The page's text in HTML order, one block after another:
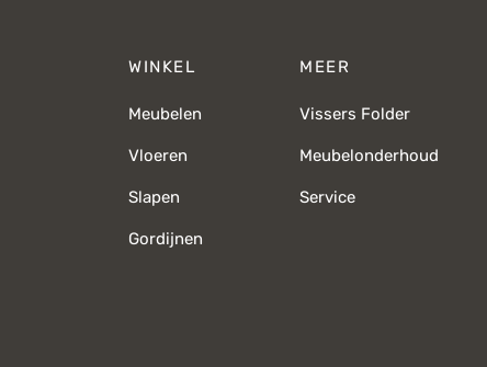
WINKEL
Meubelen
Vloeren
Slapen
Gordijnen
MEER
Vissers Folder
Meubelonderhoud
Service